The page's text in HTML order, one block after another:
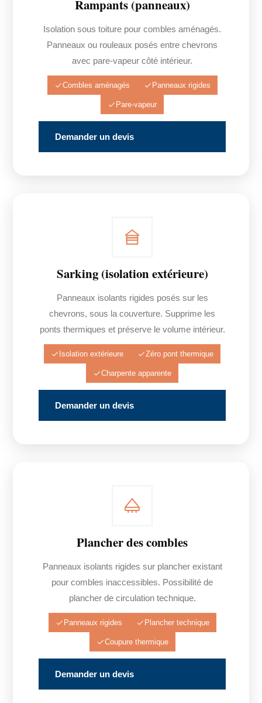
Rampants (panneaux)
Isolation sous toiture pour combles aménagés.
Panneaux ou rouleaux posés entre chevrons
avec pare-vapeur côté intérieur.
Combles aménagés Panneaux rigides
Pare-vapeur
Demander un devis
Sarking (isolation extérieure)
Panneaux isolants rigides posés sur les
chevrons, sous la couverture. Supprime les
ponts thermiques et préserve le volume intérieur.
Isolation extérieure Zéro pont thermique
Charpente apparente
Demander un devis
Plancher des combles
Panneaux isolants rigides sur plancher existant
pour combles inaccessibles. Possibilité de
plancher de circulation technique.
Panneaux rigides Plancher technique
Coupure thermique
Demander un devis